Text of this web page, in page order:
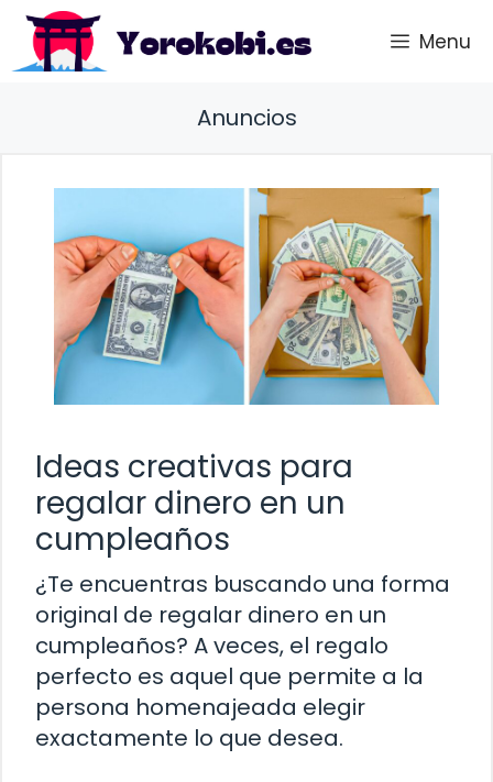
Saltar
contenido
Menu
Anuncios
Ideas creativas para
regalar dinero en un
cumpleaños
¿Te encuentras buscando una forma
original de regalar dinero en un
cumpleaños? A veces, el regalo
perfecto es aquel que permite a la
persona homenajeada elegir
exactamente lo que desea.